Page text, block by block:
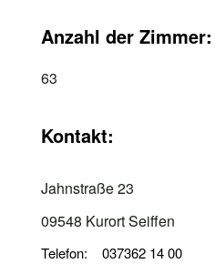
Anzahl der Zimmer:
63
Kontakt:
Jahnstraße 23
09548 Kurort Seiffen
Telefon: 037362 14 00